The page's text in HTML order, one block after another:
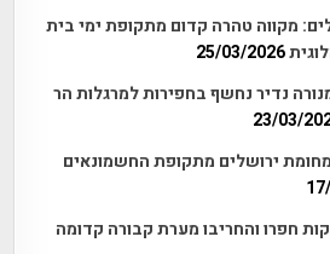
מקווה טהרה קדום מתקופת ימי בית
25/03/2026
נדיר נחשף בחפירות למרגלות הר
23/03/
ירושלים מתקופת החשמונאים
חפרו והחריבו מערת קבורה קדומה